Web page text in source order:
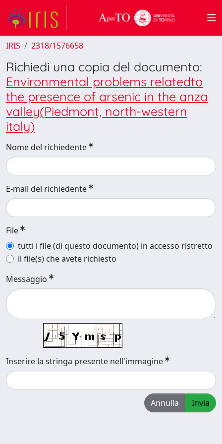
IRIS 2318/1576658
Richiedi una copia del documento:
Environmental problems relatedto
the presence of arsenic in the anza
valley(Piedmont, north-western
italy)
Nome del richiedente
E-mail del richiedente
File
tutti i file (di questo documento) in accesso ristretto
il file(s) che avete richiesto
Messaggio
Inserire la stringa presente nell'immagine
Annulla Invia